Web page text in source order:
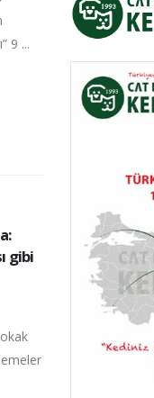
9 ...
gibi